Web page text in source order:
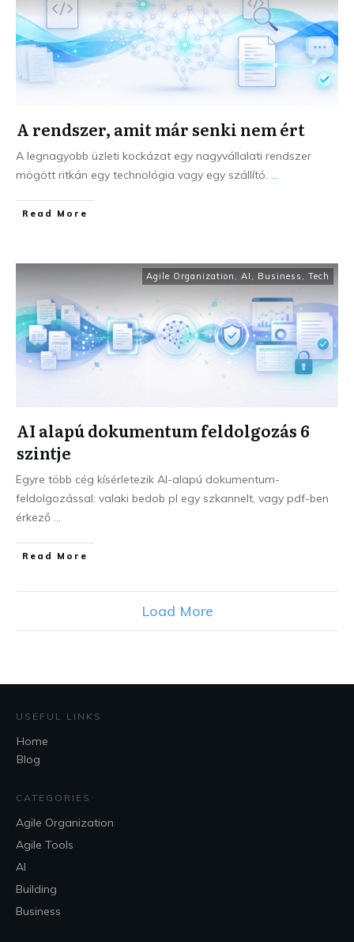
A rendszer, amit már senki nem ért
A legnagyobb üzleti kockázat egy nagyvállalati rendszer
mögött ritkán egy technológia vagy egy szállító. ...
Read More
Agile Organization AI Business Tech
AI alapú dokumentum feldolgozás 6
szintje
Egyre több cég kísérletezik AI-alapú dokumentum-
feldolgozással: valaki bedob pl egy szkannelt, vagy pdf-ben
érkező ...
Read More
Load More
USEFUL LINKS
Home
Blog
CATEGORIES
Agile Organization
Agile Tools
AI
Building
Business